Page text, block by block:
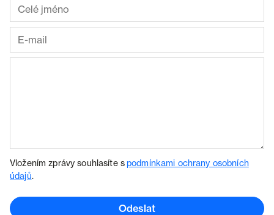
Vložením zprávy souhlasíte spodmínkami ochrany osobních
údajů.
Odeslat